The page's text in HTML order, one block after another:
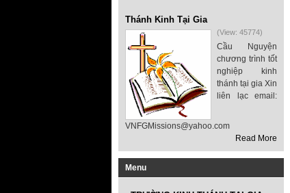
Thánh Kinh Tại Gia
(View: 45774)
Cầu Nguyện
chương trình tốt
nghiệp kinh
thánh tại gia Xin
liên lạc email:
VNFGMissions@yahoo.com
Read More
Menu